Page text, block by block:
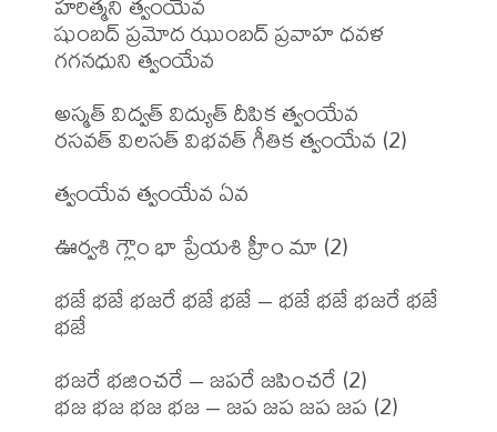
షుంబద్ ప్రమోద ఝుంబద్ ప్రవాహ ధవళ
గగనధుని త్వంయేవ
అస్మత్ విద్వత్ విద్యుత్ దీపిక త్వంయేవ
రసవత్ విలసత్ విభవత్ గీతిక త్వంయేవ (2)
త్వంయేవ త్వంయేవ ఏవ
ఊర్వశి గ్లౌం భా ప్రేయశి హ్రీం మా (2)
భజే భజే భజరే భజే భజే – భజే భజే భజరే భజే
భజే
భజరే భజించరే – జపరే జపించరే (2)
భజ భజ భజ భజ – జప జప జప జప (2)